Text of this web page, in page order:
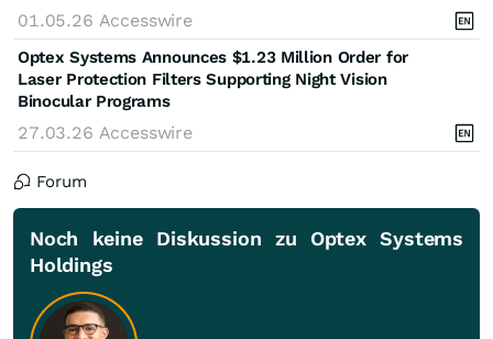
01.05.26 Accesswire
Optex Systems Announces $1.23 Million Order for
Laser Protection Filters Supporting Night Vision
Binocular Programs
27.03.26 Accesswire
Forum
Noch keine Diskussion zu Optex Systems
Holdings